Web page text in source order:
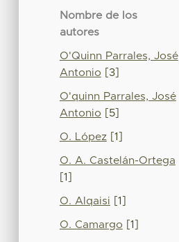
Nombre de los
autores
O'Quinn Parrales, José
Antonio [3]
O'quinn Parrales, José
Antonio [5]
O. López[1]
O. A. Castelán-Ortega
[1]
O. Alqaisi [1]
O. Camargo [1]